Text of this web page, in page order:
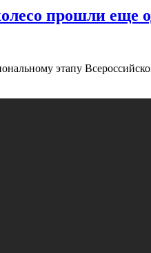
прошли еще
этапу